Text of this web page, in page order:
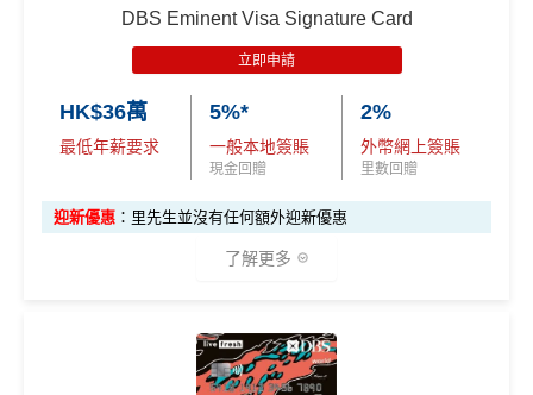
有得換Asia Miles/Avios/KrisFlyer/鳯凰知音，夠flexibl
到$6=1里
日常PayMe 支付寶HK轉賬/Wechat Pay轉賬 都$6=
1！！！無成本賺里數！
積分無限期，轉DBS$去積分特快，Asia Miles可即日
DBS Eminent Visa Signature Card
立即申請
HK$36萬
最低年薪要求
5%*
一般本地簽賬
現金回贈
2%
外幣網上簽賬
里數回贈
迎新優惠 ：里先生並沒有任何額外迎新優惠
了解更多